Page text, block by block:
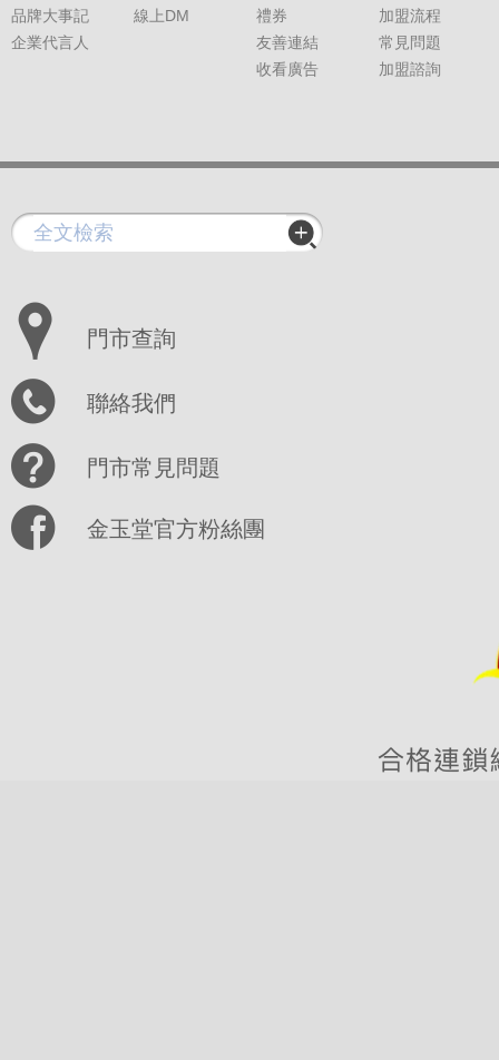
品牌大事記
企業代言人
線上DM
禮券
友善連結
收看廣告
加盟流程
常見問題
加盟諮詢
門市查詢
聯絡我們
門市常見問題
金玉堂官方粉絲團